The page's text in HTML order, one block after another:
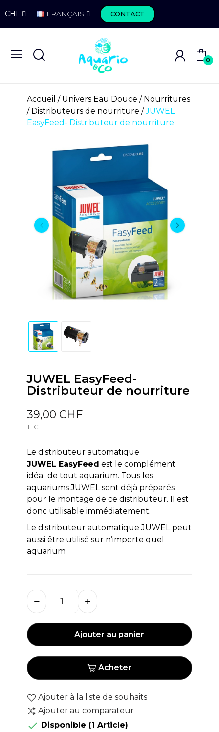
CHF FRANÇAIS CONTACT
0
Accueil Univers Eau Douce
Nourritures
Distributeurs de nourriture
JUWEL
EasyFeed- Distributeur de nourriture
JUWEL EasyFeed-
Distributeur de nourriture
39,00 CHF
TTC
Le distributeur automatique
JUWEL EasyFeed est le complément
idéal de tout aquarium. Tous les
aquariums JUWEL sont déjà préparés
pour le montage de ce distributeur. Il est
donc utilisable immédiatement.
Le distributeur automatique JUWEL peut
aussi être utilisé sur n’importe quel
aquarium.
Ajouter au panier
Acheter
Ajouter à la liste de souhaits
Ajouter au comparateur
 Disponible (1 Article)